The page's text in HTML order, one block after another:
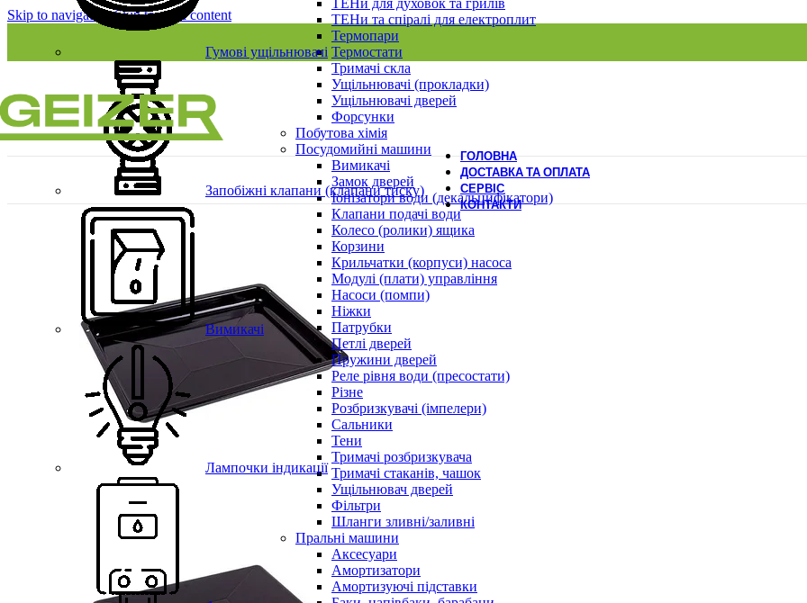
Skip to navigationSkip to main content
ТЕНи та спіралі для електроплит
Термопари
Термостати
Тримачі скла
Ущільнювачі (прокладки)
Ущільнювачі дверей
Форсунки
Побутова хімія
Посудомийні машини
Вимикачі
Замок дверей
Іонізатори води (декальцифікатори)
Клапани подачі води
Колесо (ролики) ящика
Корзини
Крильчатки (корпуси) насоса
Модулі (плати) управління
Насоси (помпи)
Ніжки
Патрубки
Петлі дверей
Пружини дверей
Реле рівня води (пресостати)
Різне
Розбризкувачі (імпелери)
Сальники
Тени
Тримачі розбризкувача
Тримачі стаканів, чашок
Ущільнювач дверей
Фільтри
Шланги зливні/заливні
Пральні машини
Аксесуари
Амортизатори
Амортизуючі підставки
Гумові ущільнювачі
Запобіжні клапани (клапани тиску)
Вимикачі
Лампочки індикації
ГОЛОВНА
ДОСТАВКА ТА ОПЛАТА
СЕРВІС
КОНТАКТИ